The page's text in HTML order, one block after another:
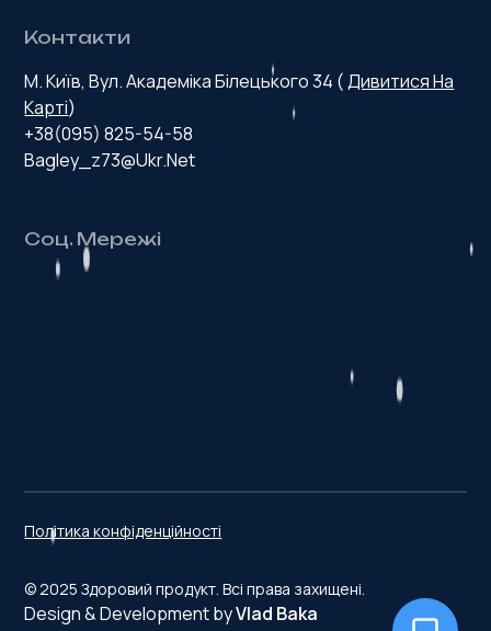
Контакти
М. Київ, Вул. Академіка Білецького 34 (Дивитися На
Карті)
+38(095) 825-54-58
Bagley_z73@ukr.net
Соц. Мережі
продукт
Політика конфіденційності
© 2025 Здоровий продукт. Всі права захищені.
Design & Development byVlad Baka